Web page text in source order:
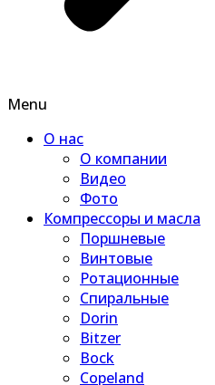
Menu
О нас
О компании
Видео
Фото
Компрессоры и масла
Поршневые
Винтовые
Ротационные
Спиральные
Dorin
Bitzer
Bock
Copeland